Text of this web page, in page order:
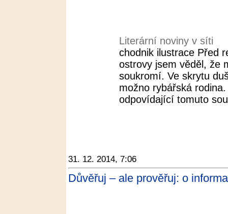
Literární noviny v síti
chodnik ilustrace Před
ostrovy jsem věděl, že
soukromí. Ve skrytu
možno rybářská
odpovídající tomuto
31. 12. 2014, 7:06
Důvěřuj – ale prověřuj: o